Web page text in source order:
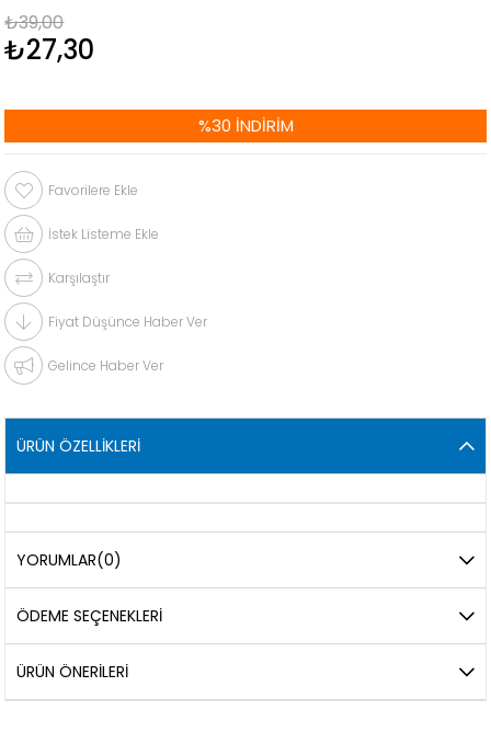
₺39,00
₺27,30
%30 İNDIRIM
Favorilere Ekle
İstek Listeme Ekle
Karşılaştır
Fiyat Düşünce Haber Ver
Gelince Haber Ver
ÜRÜN ÖZELLIKLERI
YORUMLAR(0)
ÖDEME SEÇENEKLERI
ÜRÜN ÖNERILERI